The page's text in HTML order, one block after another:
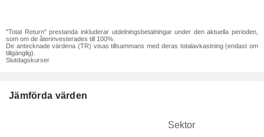
"Total Return" prestanda inkluderar utdelningsbetalningar under den aktuella perioden,
som om de återinvesterades till 100%.
De antecknade värdena (TR) visas tillsammans med deras totalavkastning (endast om
tillgänglig).
Slutdagskurser
Jämförda värden
Sektor